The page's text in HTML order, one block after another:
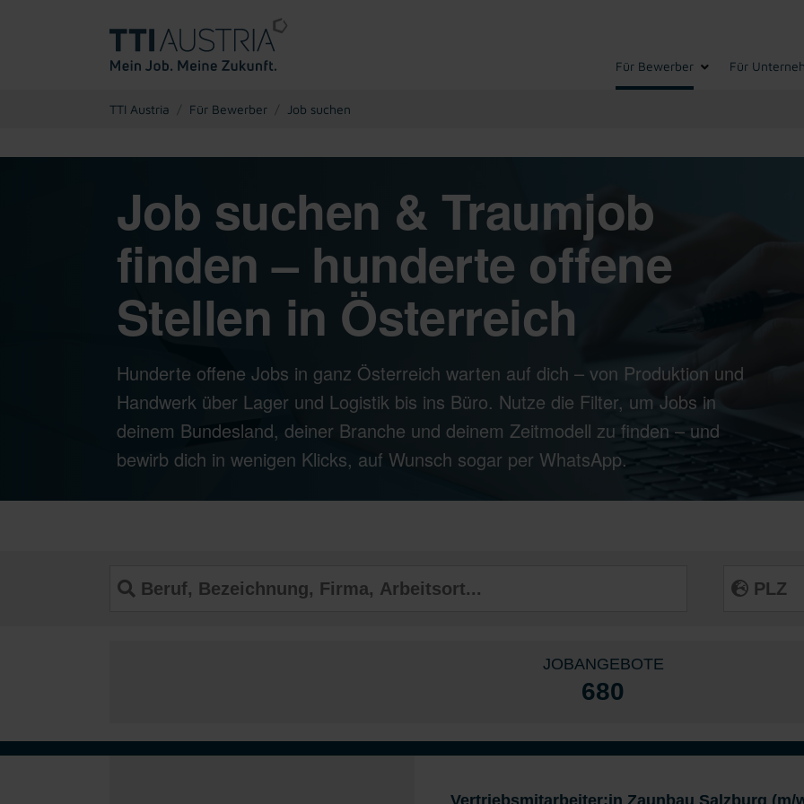
Für Bewerber Für
TTI Austria Für Bewerber Job suchen
Job suchen & Traumjob
finden – hunderte offene
Stellen in Österreich
Hunderte offene Jobs in ganz Österreich warten auf dich – von Produktion und
Handwerk über Lager und Logistik bis ins Büro. Nutze die Filter, um Jobs in
deinem Bundesland, deiner Branche und deinem Zeitmodell zu finden – und
bewirb dich in wenigen Klicks, auf Wunsch sogar per WhatsApp.
JOBANGEBOTE
680
Vertriebsmitarbeiter:in Zaunbau Salzburg (m/